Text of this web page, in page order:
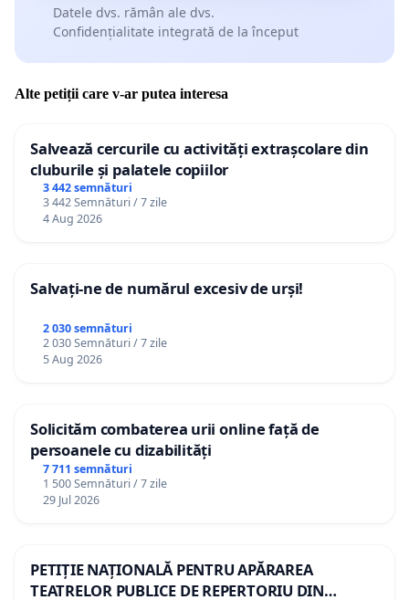
Datele dvs. rămân ale dvs.
Confidențialitate integrată de la început
Alte petiții care v-ar putea interesa
Salvează cercurile cu activități extrașcolare din
cluburile și palatele copiilor
3 442 semnături
3 442 Semnături / 7 zile
4 Aug 2026
Salvați-ne de numărul excesiv de urși!
2 030 semnături
2 030 Semnături / 7 zile
5 Aug 2026
Solicităm combaterea urii online față de
persoanele cu dizabilități
7 711 semnături
1 500 Semnături / 7 zile
29 Jul 2026
PETIȚIE NAȚIONALĂ PENTRU APĂRAREA
TEATRELOR PUBLICE DE REPERTORIU DIN